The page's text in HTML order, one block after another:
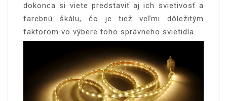
dokonca si viete predstaviť aj ich svietivosť a
farebnú škálu, čo je tiež veľmi dôležitým
faktorom vo výbere toho správneho svietidla.